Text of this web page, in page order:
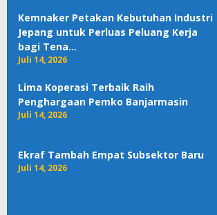
Kemnaker Petakan Kebutuhan Industri
Jepang untuk Perluas Peluang Kerja
bagi Tena…
Juli 14, 2026
Lima Koperasi Terbaik Raih
Penghargaan Pemko Banjarmasin
Juli 14, 2026
Ekraf Tambah Empat Subsektor Baru
Juli 14, 2026